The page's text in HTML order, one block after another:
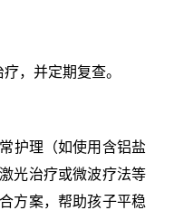
，并定期复查。
护理（如使用含铝盐
光治疗或微波疗法等
方案，帮助孩子平稳